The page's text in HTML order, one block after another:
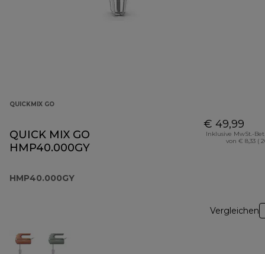
QUICKMIX GO
QUICK MIX GO
HMP40.000GY
HMP40.000GY
€ 49,99
Inklusive MwSt.-
von € 8,33 (
Vergleichen